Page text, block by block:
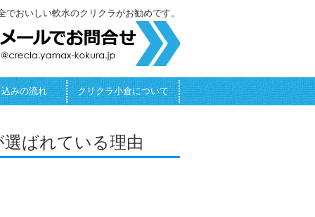
でおいしい軟水のクリクラがお勧めです。
みの流れ クリクラ小倉について
ばれている理由